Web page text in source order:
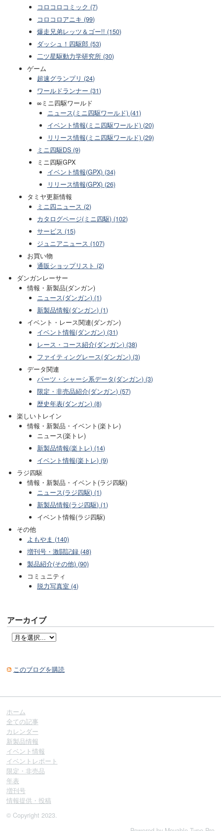
コロコロコミック (7)
コロコロアニキ (99)
爆走兄弟レッツ＆ゴー!! (150)
ダッシュ！四駆郎 (53)
二ツ星駆動力学研究所 (30)
ゲーム
超速グランプリ (24)
ワールドランナー (31)
∞ミニ四駆ワールド
ニュース(ミニ四駆ワールド) (41)
イベント情報(ミニ四駆ワールド) (20)
リリース情報(ミニ四駆ワールド) (29)
ミニ四駆DS (9)
ミニ四駆GPX
イベント情報(GPX) (34)
リリース情報(GPX) (26)
タミヤ更新情報
ミニ四ニュース (2)
カタログページ(ミニ四駆) (102)
サービス (15)
ジュニアニュース (107)
お買い物
通販ショップリスト (2)
ダンガンレーサー
情報・新製品(ダンガン)
ニュース(ダンガン) (1)
新製品情報(ダンガン) (1)
イベント・レース関連(ダンガン)
イベント情報(ダンガン) (31)
レース・コース紹介(ダンガン) (38)
ファイティングレース(ダンガン) (3)
データ関連
パーツ・シャーシ系データ(ダンガン) (3)
限定・非売品紹介(ダンガン) (57)
歴史年表(ダンガン) (8)
楽しいトレイン
情報・新製品・イベント(楽トレ)
ニュース(楽トレ)
新製品情報(楽トレ) (14)
イベント情報(楽トレ) (9)
ラジ四駆
情報・新製品・イベント(ラジ四駆)
ニュース(ラジ四駆) (1)
新製品情報(ラジ四駆) (1)
イベント情報(ラジ四駆)
その他
よもやま (140)
増刊号・激闘記録 (48)
製品紹介(その他) (90)
コミュニティ
脱力写真室 (4)
アーカイブ
このブログを購読
ホーム
全ての記事
カレンダー
新製品情報
イベント情報
イベントレポート
限定・非売品
年表
増刊号
情報提供・投稿
© Copyright 2023.